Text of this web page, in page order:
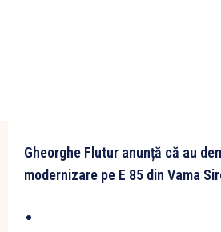
Gheorghe Flutur anunță că au
modernizare pe E 85 din Vama